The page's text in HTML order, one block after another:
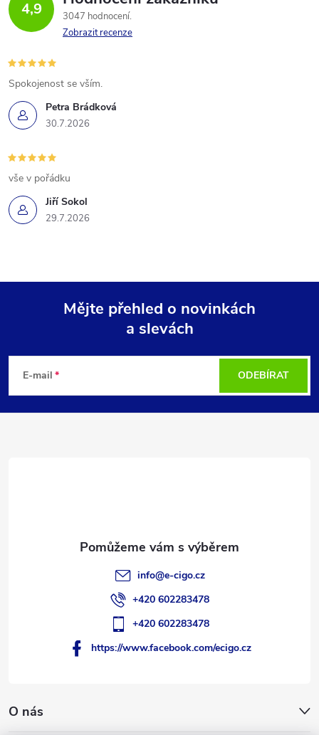
4,9
3047 hodnocení
Zobrazit recenze
Petra Brádková
30.7.2026
Spokojenost se vším.
Jiří Sokol
29.7.2026
vše v pořádku
p
Mějte přehled o novinkách
a slevách
E-mail ODEBÍRAT
O nás
info@e-cigo.cz
+420 602283478
+420 602283478
https://www.facebook.com/ecigo.cz